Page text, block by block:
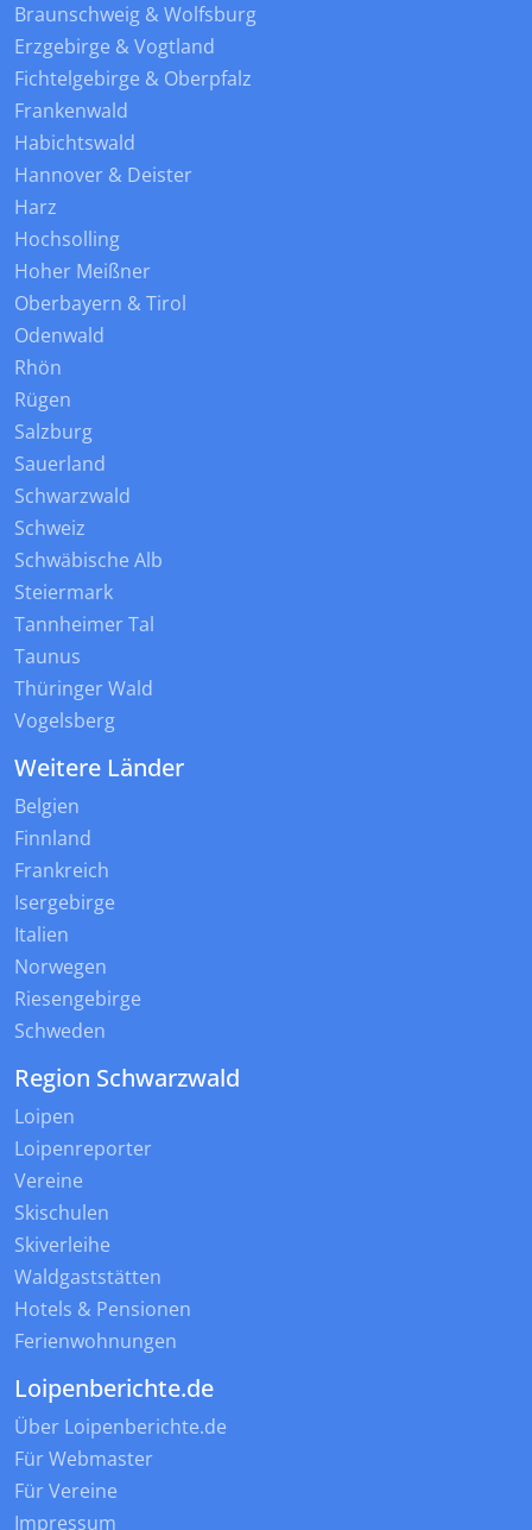
Braunschweig & Wolfsburg
Erzgebirge & Vogtland
Fichtelgebirge & Oberpfalz
Frankenwald
Habichtswald
Hannover & Deister
Harz
Hochsolling
Hoher Meißner
Oberbayern & Tirol
Odenwald
Rhön
Rügen
Salzburg
Sauerland
Schwarzwald
Schweiz
Schwäbische Alb
Steiermark
Tannheimer Tal
Taunus
Thüringer Wald
Vogelsberg
Weitere Länder
Belgien
Finnland
Frankreich
Isergebirge
Italien
Norwegen
Riesengebirge
Schweden
Region Schwarzwald
Loipen
Loipenreporter
Vereine
Skischulen
Skiverleihe
Waldgaststätten
Hotels & Pensionen
Ferienwohnungen
Loipenberichte.de
Über Loipenberichte.de
Für Webmaster
Für Vereine
Impressum